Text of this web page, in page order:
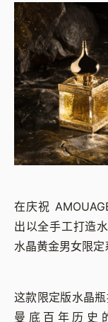
在庆祝
出以全手工打造
水晶黄金男女限定
这款限定版水晶
曼底百年历史